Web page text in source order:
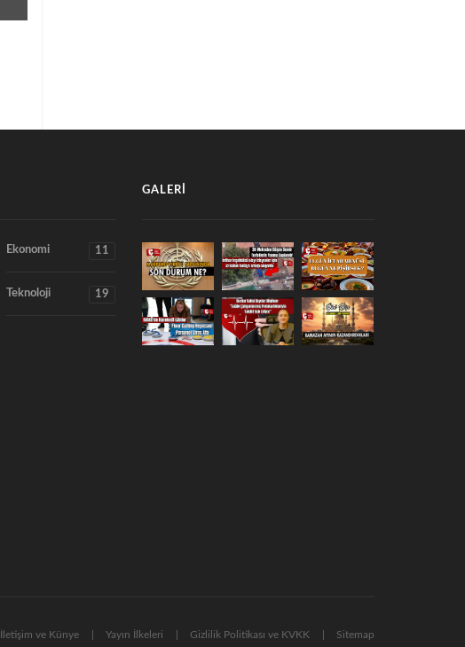
Ekonomi 11
Teknoloji 19
GALERI
İletişim ve Künye Yayın İlkeleri Gizlilik Politikası ve KVKK Sitemap